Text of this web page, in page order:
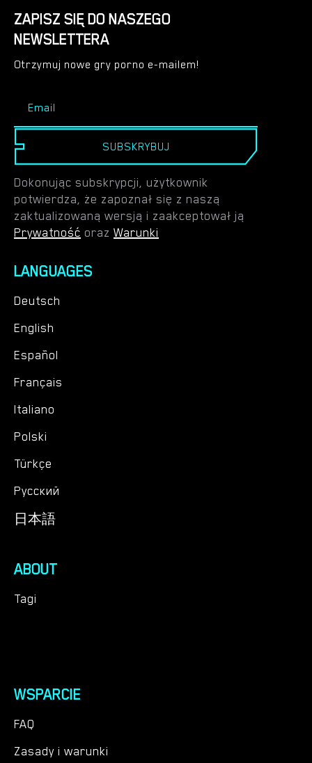
ZAPISZ SIĘ DO NASZEGO
NEWSLETTERA
Otrzymuj nowe gry porno e-mailem!
SUBSKRYBUJ
Dokonując subskrypcji, użytkownik
potwierdza, że zapoznał się z naszą
zaktualizowaną wersją i zaakceptował ją
Prywatność oraz Warunki
LANGUAGES
Deutsch
English
Español
Français
Italiano
Polski
Türkçe
Русский
日本語
ABOUT
Tagi
WSPARCIE
FAQ
Zasady i warunki